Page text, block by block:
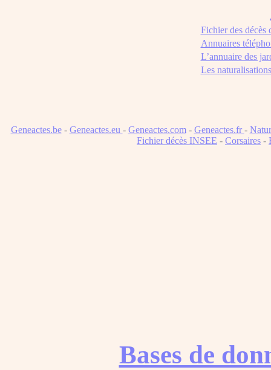
Fichier des décès
Annuaires
L’annuaire des
Les
Geneactes.be- Geneactes.eu - Geneactes.com- Geneactes.fr -
Fichier décès INSEE - Corsaires -
Bases de